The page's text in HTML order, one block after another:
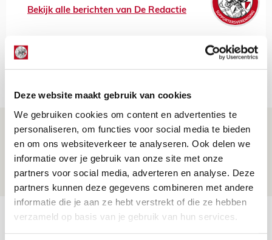
Deze website maakt gebruik van cookies
We gebruiken cookies om content en advertenties te
personaliseren, om functies voor social media te bieden
en om ons websiteverkeer te analyseren. Ook delen we
informatie over je gebruik van onze site met onze
partners voor social media, adverteren en analyse. Deze
partners kunnen deze gegevens combineren met andere
informatie die je aan ze hebt verstrekt of die ze hebben
verzameld op basis van je gebruik van hun services.
Bekijk alle berichten van De Redactie
Míchel niet blij met resultaat en spel
na rust: ‘De focus nam af’
07 AUGUSTUS 2026 - 08:30
NIEUWS
Is dit de laatste wallpaper van Godts in
de Johan Cruijff Arena?